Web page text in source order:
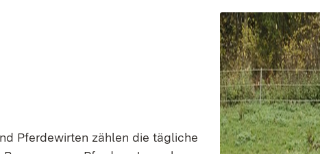
Pferdewirten zählen die tägliche